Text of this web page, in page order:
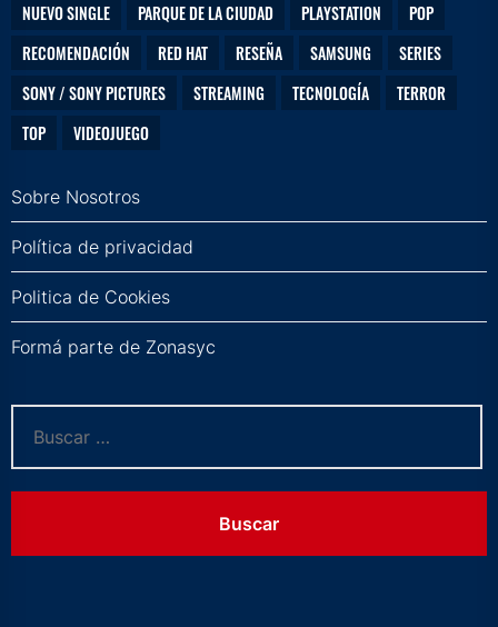
NUEVO SINGLE
PARQUE DE LA CIUDAD PLAYSTATION
POP
RECOMENDACIÓN
RED HAT RESEÑA SAMSUNG
SERIES
SONY / SONY PICTURES
STREAMING TECNOLOGÍA
TERROR
TOP
VIDEOJUEGO
Sobre Nosotros
Política de privacidad
Politica de Cookies
Formá parte de Zonasyc